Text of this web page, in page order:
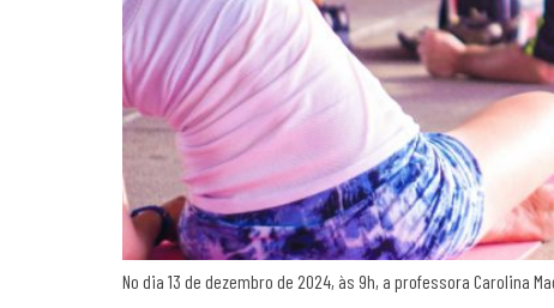
No dia 13 de dezembro de 2024, às 9h, a professora Carolina